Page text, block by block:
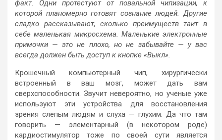
факт. Одни протестуют от повальной чипизации, к
которой планомерно готовят сознание людей. Другие
сладко рассказывают, сколько преимуществ таит в
себе маленькая микросхема. Маленькие электронные
примочки — это не плохо, но не забывайте — у вас
всегда должен быть доступ к кнопке «Выкл».
Крошечный компьютерный чип, хирургически
встроенный в ваш мозг, может дать вам
сверхспособности. Звучит невероятно, но ученые уже
используют эти устройства для восстановления
зрения слепым людям и слуха — глухим. Да что там
говорить — элементарный (в некотором роде)
кардиостимулятор тоже по своей сути является